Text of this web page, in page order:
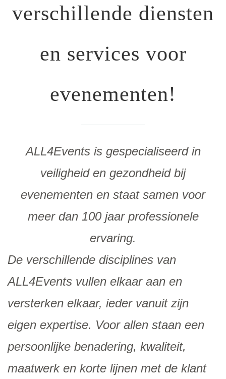
verschillende diensten
en services voor
evenementen!
ALL4Events is gespecialiseerd in
veiligheid en gezondheid bij
evenementen en staat samen voor
meer dan 100 jaar professionele
ervaring.
De verschillende disciplines van
ALL4Events vullen elkaar aan en
versterken elkaar, ieder vanuit zijn
eigen expertise. Voor allen staan een
persoonlijke benadering, kwaliteit,
maatwerk en korte lijnen met de klant